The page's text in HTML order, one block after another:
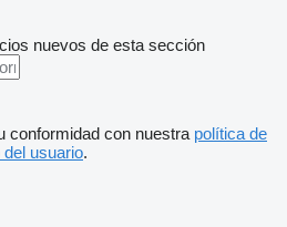
nuevos de esta sección
conformidad con nuestra política de
usuario.